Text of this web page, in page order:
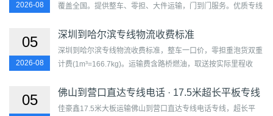
2026-08
覆盖全国。提供整车、零担、大件运输，门到门服务。优质专线
05
2026-08
深圳到哈尔滨专线物流收费标准
深圳到哈尔滨专线物流收费标准，整车一口价，零担重泡货双重
计费(1m³=166.7kg)。运输费含路桥燃油，取送按实际里程收
05 佛山到营口直达专线电话 · 17.5米超长平板专线
佳豪鑫17.5米大板运输佛山到营口直达专线电话专线，超长平